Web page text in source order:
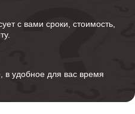
с вами сроки, стоимость,
в удобное для вас время